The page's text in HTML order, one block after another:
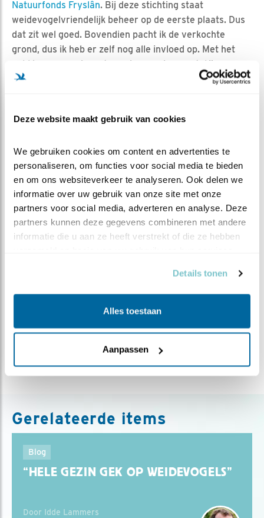
Deze website maakt gebruik van cookies
We gebruiken cookies om content en advertenties te
personaliseren, om functies voor social media te bieden
en om ons websiteverkeer te analyseren. Ook delen we
informatie over uw gebruik van onze site met onze
partners voor social media, adverteren en analyse. Deze
partners kunnen deze gegevens combineren met andere
informatie die u aan ze heeft verstrekt of die ze hebben
Details tonen
Alles toestaan
Aanpassen
Natuurfonds Fryslân. Bij deze stichting staat
weidevogelvriendelijk beheer op de eerste plaats. Dus
dat zit wel goed. Bovendien pacht ik de verkochte
grond, dus ik heb er zelf nog alle invloed op. Met het
geld kunnen we investeren in een nieuwe stal.”
een passende bestemming voor bedacht?
schelpenstrandje. Daar kunnen dan visdieven en kluten
op broeden. Met name kluten verdedigen hun jongen
fel. Als er een predator in de buurt is, dan gaan ze er
meteen op af en proberen de vijand te verjagen. De
grutto’s en andere weidevogels profiteren hiervan
mee. Die krijgen er als het ware een paar bodyguards
bij.”
Gerelateerde items
Blog
“HELE GEZIN GEK OP WEIDEVOGELS”
Door Idde Lammers